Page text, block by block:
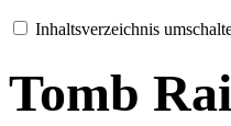
Inhaltsverzeichnis
Tomb